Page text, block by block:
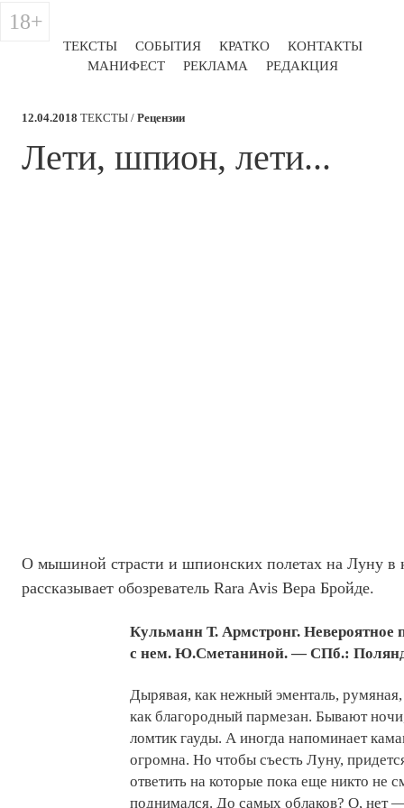
ТЕКСТЫ СОБЫТИЯ КРАТКО
КОНТАКТЫ
МАНИФЕСТ
РЕКЛАМА РЕДАКЦИЯ
18+
12.04.2018 ТЕКСТЫ / Рецензии
​Лети, шпион, лети...
О мышиной страсти и шпионских полетах на Луну в
рассказывает обозреватель Rara Avis Вера Бройде.
Кульманн Т. Армстронг.
с нем. Ю.Сметаниной. — СПб.:
Дырявая, как нежный эменталь,
как благородный пармезан. Бывают
ломтик гауды. А иногда напоминает
огромна. Но чтобы съесть Луну,
ответить на которые пока еще никто не
поднимался. До самых облаков? О, нет